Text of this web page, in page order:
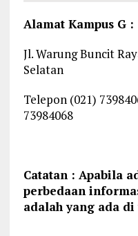
Alamat Kampus G :
Jl. Warung Buncit
Selatan
Telepon (021)
73984068
Catatan : Apabila
perbedaan
adalah yang ada